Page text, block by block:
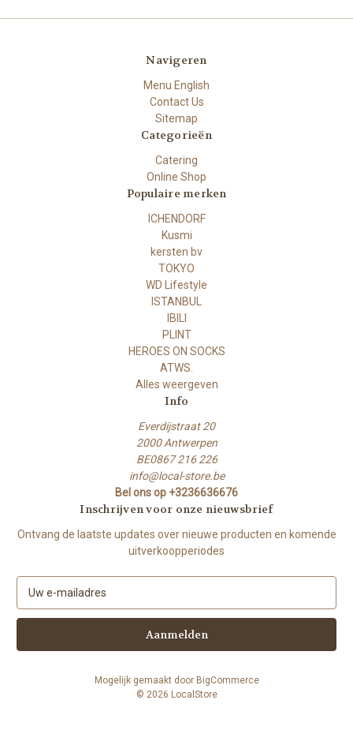
Navigeren
Menu English
Contact Us
Sitemap
Categorieën
Catering
Online Shop
Populaire merken
ICHENDORF
Kusmi
kersten bv
TOKYO
WD Lifestyle
ISTANBUL
IBILI
PLINT
HEROES ON SOCKS
ATWS.
Alles weergeven
Info
Everdijstraat 20
2000 Antwerpen
BE0867 216 226
info@local-store.be
Bel ons op +3236636676
Inschrijven voor onze nieuwsbrief
Ontvang de laatste updates over nieuwe producten en komende
uitverkoopperiodes
m
i
Mogelijk gemaakt door BigCommerce
© 2026 LocalStore